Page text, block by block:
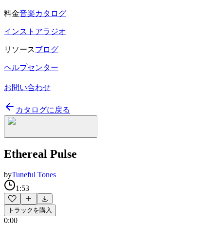
料金音楽カタログ
インストアラジオ
リソースブログ
ヘルプセンター
お問い合わせ
カタログに戻る
Ethereal Pulse
byTuneful Tones
1:53
トラックを購入
0:00